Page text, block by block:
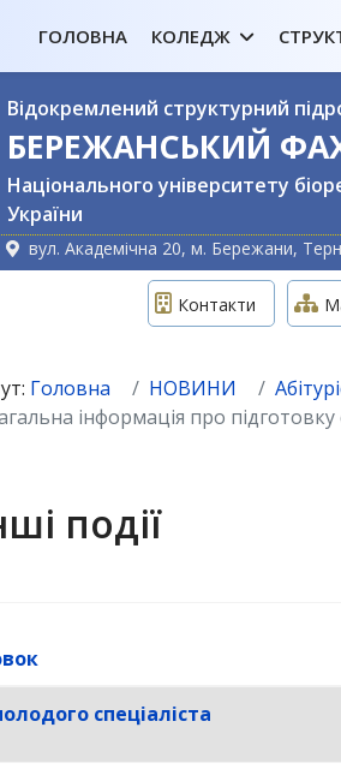
ГОЛОВНА КОЛЕДЖ
Відокремлений структурний
БЕРЕЖАНСЬКИЙ
Національного університету
України
вул. Академічна 20, м. Бережани,
Контакти
Головна НОВИНИ
інформація про
події
спеціаліста